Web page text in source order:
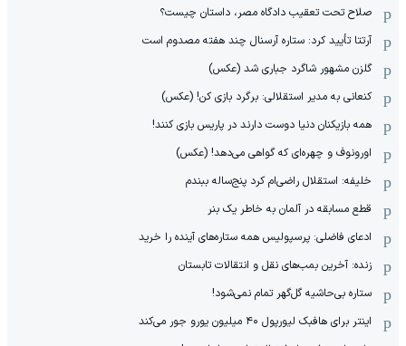
صلاح تحت تعقیب دادگاه مصر، داستان چیست؟
آرتتا تأیید کرد: ستاره آرسنال چند هفته مصدوم است
گلزن مشهور شاگرد جباری شد (عکس)
کنعانی به مدیر استقلالی: برگرد بازی کن! (عکس)
همه بازیکنان دنیا دوست دارند در پاریس بازی کنند!
اورونوف و چهره‌ای که گواهی می‌دهد! (عکس)
خلیفه: استقلال راضی‌ام کرد پنج‌ساله ببندم
قطع مسابقه در آلمان به خاطر یک بنر
ادعای فاضلی: پرسپولیس همه ستاره‌های آینده را خرید
زنده: آخرین بمب‌های نقل و انتقالات تابستان
ستاره بی‌حاشیه گل‌گهر تمام نمی‌شود!
اینتر برای هافبک لیورپول ۴۰ میلیون یورو جور می‌کند